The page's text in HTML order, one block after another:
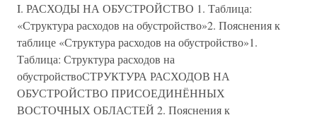
I. РАСХОДЫ НА ОБУСТРОЙСТВО 1. Таблица:
«Структура расходов на обустройство»2. Пояснения к
таблице «Структура расходов на обустройство»1.
Таблица: Структура расходов на
обустройствоСТРУКТУРА РАСХОДОВ НА
ОБУСТРОЙСТВО ПРИСОЕДИНЁННЫХ
ВОСТОЧНЫХ ОБЛАСТЕЙ 2. Пояснения к